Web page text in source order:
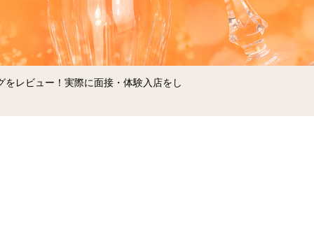
レビュー！実際に面接・体験入店をし